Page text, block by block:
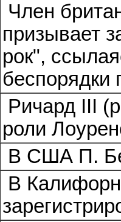
Член
призывает
рок",
беспорядки
Ричард III
роли
В США П.
В